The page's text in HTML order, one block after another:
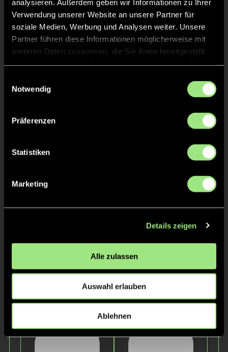
analysieren. Außerdem geben wir Informationen zu Ihrer
Verwendung unserer Website an unsere Partner für
soziale Medien, Werbung und Analysen weiter. Unsere
Partner führen diese Informationen möglicherweise mit
weiteren Daten zusammen, die Sie ihnen bereitgestellt
Notwendig
Präferenzen
Statistiken
Marketing
Details zeigen
Alle zulassen
Auswahl erlauben
Ablehnen
Philipp
Staff